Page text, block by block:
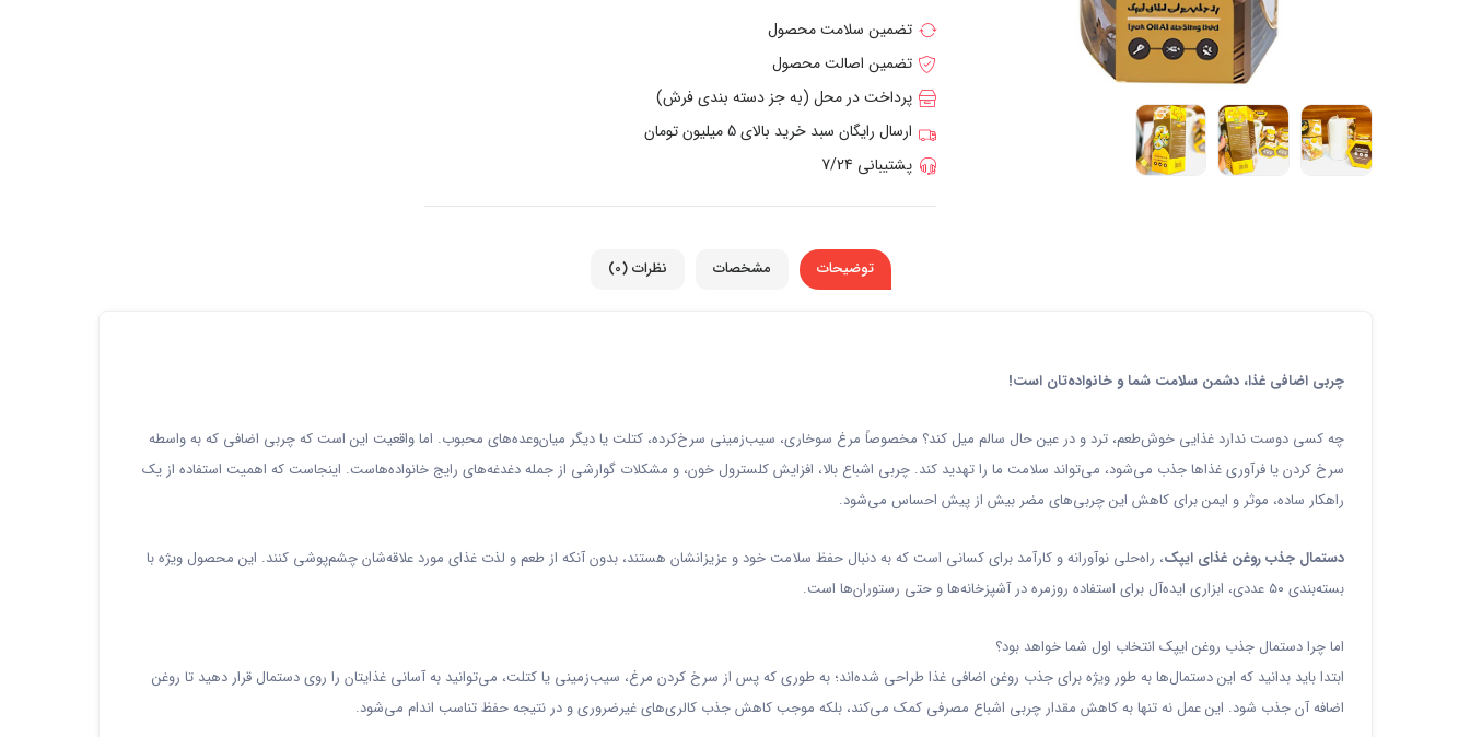
تضمین سلامت محصول
تضمین اصالت محصول
پرداخت در محل (به جز دسته بندی فرش)
ارسال رایگان سبد خرید بالای 5 میلیون تومان
پشتیبانی 7/24
توضیحات مشخصات نظرات (0)
چربی اضافی غذا، دشمن سلامت شما و خانواده‌تان است!
چه کسی دوست ندارد غذایی خوش‌طعم، ترد و در عین حال سالم میل کند؟ مخصوصاً مرغ سوخاری، سیب‌زمینی سرخ‌کرده، کتلت یا دیگر میان‌وعده‌های محبوب. اما واقعیت این است که چربی اضافی که به واسطه
سرخ کردن یا فرآوری غذاها جذب می‌شود، می‌تواند سلامت ما را تهدید کند. چربی اشباع بالا، افزایش کلسترول خون، و مشکلات گوارشی از جمله دغدغه‌های رایج خانواده‌هاست. اینجاست که اهمیت استفاده از یک
راهکار ساده، موثر و ایمن برای کاهش این چربی‌های مضر بیش از پیش احساس می‌شود.
دستمال جذب روغن غذای ایپک، راه‌حلی نوآورانه و کارآمد برای کسانی است که به دنبال حفظ سلامت خود و عزیزانشان هستند، بدون آنکه از طعم و لذت غذای مورد علاقه‌شان چشم‌پوشی کنند. این محصول ویژه با
بسته‌بندی ۵۰ عددی، ابزاری ایده‌آل برای استفاده روزمره در آشپزخانه‌ها و حتی رستوران‌ها است.
اما چرا دستمال جذب روغن ایپک انتخاب اول شما خواهد بود؟
ابتدا باید بدانید که این دستمال‌ها به طور ویژه برای جذب روغن اضافی غذا طراحی شده‌اند؛ به طوری که پس از سرخ کردن مرغ، سیب‌زمینی یا کتلت، می‌توانید به آسانی غذایتان را روی دستمال قرار دهید تا روغن
اضافه آن جذب شود. این عمل نه تنها به کاهش مقدار چربی اشباع مصرفی کمک می‌کند، بلکه موجب کاهش جذب کالری‌های غیرضروری و در نتیجه حفظ تناسب اندام می‌شود.